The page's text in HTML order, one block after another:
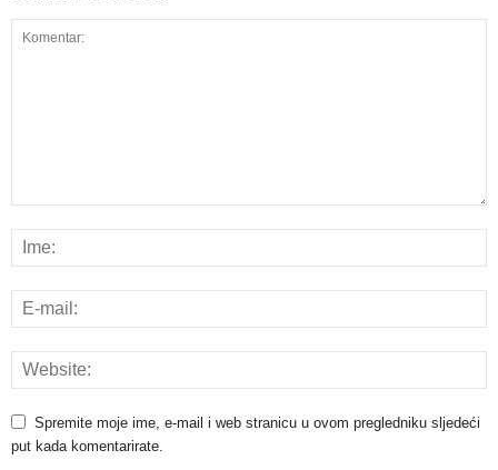
Spremite moje ime, e-mail i web stranicu u ovom pregledniku sljedeći
put kada komentarirate.